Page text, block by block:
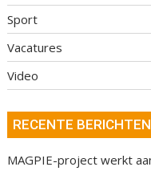
Sport
Vacatures
Video
RECENTE BERICHTEN
MAGPIE-project werkt